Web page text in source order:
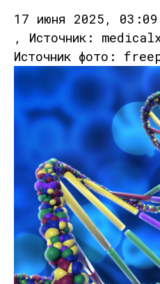
17 июня 2025, 03:09
, Источник:
Источник фото: